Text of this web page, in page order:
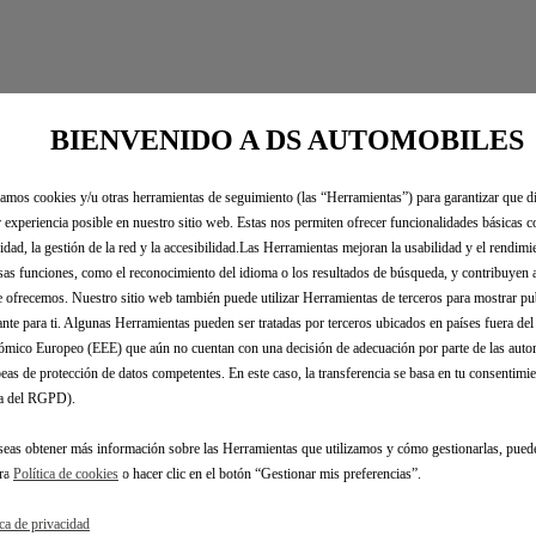
km.DS 7 PLUG-IN HYBRID 225 PALLAS con precio financiando de
de Stellantis Financial Services España EFC, S.A. Incluidos
que se compone de una cuota financiera mensual para una
financiado con comisión de apertura: 34.511,49€. Comisión
41.913,56€. Precio total a plazos: 54.345,23€. TIN: 7,49%.
abonar o refinanciar la última cuota. Oferta válida para
el ofertado. Seguro de Crédito opcional (31,13€ al mes)
el nº de registro C68966) y con domicilio social en MIB
BIENVENIDO A DS AUTOMOBILES
cookies y/u otras herramientas de seguimiento (las “Herramientas”) para garantizar que
experiencia posible en nuestro sitio web. Estas nos permiten ofrecer funcionalidades básicas
la gestión de la red y la accesibilidad.Las Herramientas mejoran la usabilidad y el
funciones, como el reconocimiento del idioma o los resultados de búsqueda, y contribuyen
ofrecemos. Nuestro sitio web también puede utilizar Herramientas de terceros para mostrar
para ti. Algunas Herramientas pueden ser tratadas por terceros ubicados en países fuera
Europeo (EEE) que aún no cuentan con una decisión de adecuación por parte de las
de protección de datos competentes. En este caso, la transferencia se basa en tu
del RGPD).
obtener más información sobre las Herramientas que utilizamos y cómo gestionarlas,
Política de cookies o hacer clic en el botón “Gestionar mis preferencias”.
de privacidad